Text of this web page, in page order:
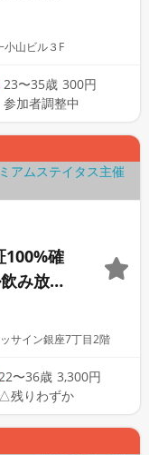
山ビル３F
23〜35歳 300円
参加者調整中
100%確
み放
ムステ
サイン銀座7丁目2階
〜36歳 3,300円
△残りわずか